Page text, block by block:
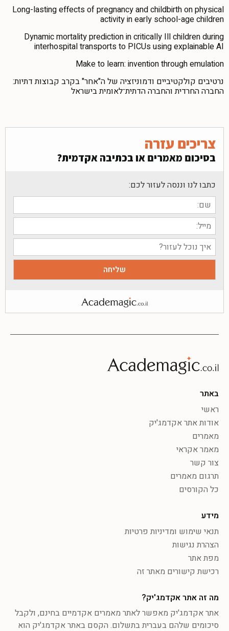
Long-lasting effects of pregnancy and childbirth on physical
activity in early school-age children
Dynamic mortality prediction in critically Ill children during
interhospital transports to PICUs using explainable AI
Make to learn: invention through emulation
נרטיבים קולקטיביים ודמוניזציה של ה"אחר" בקרב קבוצות דתיות:
החברה החרדית והחברה הדתית־לאומית בישראל
צריכים עזרה
בסיכום מאמרים או בכתיבה אקדמית?
כתבו לנו וננסה לעזור לכם:
באתר
ראשי
אודות אתר אקדמג'יק
מאמרים
מאמר אקראי
צור קשר
תרגום מאמרים
כל הקורסים
מידע
תנאי שימוש ומדיניות פרטיות
הצהרת נגישות
מפת אתר
רכישת קישורים מאתר זה
מה זה אתר אקדמג'יק?
אתר אקדמג'יק מאפשר לאתר מאמרים אקדמיים בחינם, ולקבל
סיכומים שלהם בעברית בתשלום. הקסם באתר אקדמג'יק הוא